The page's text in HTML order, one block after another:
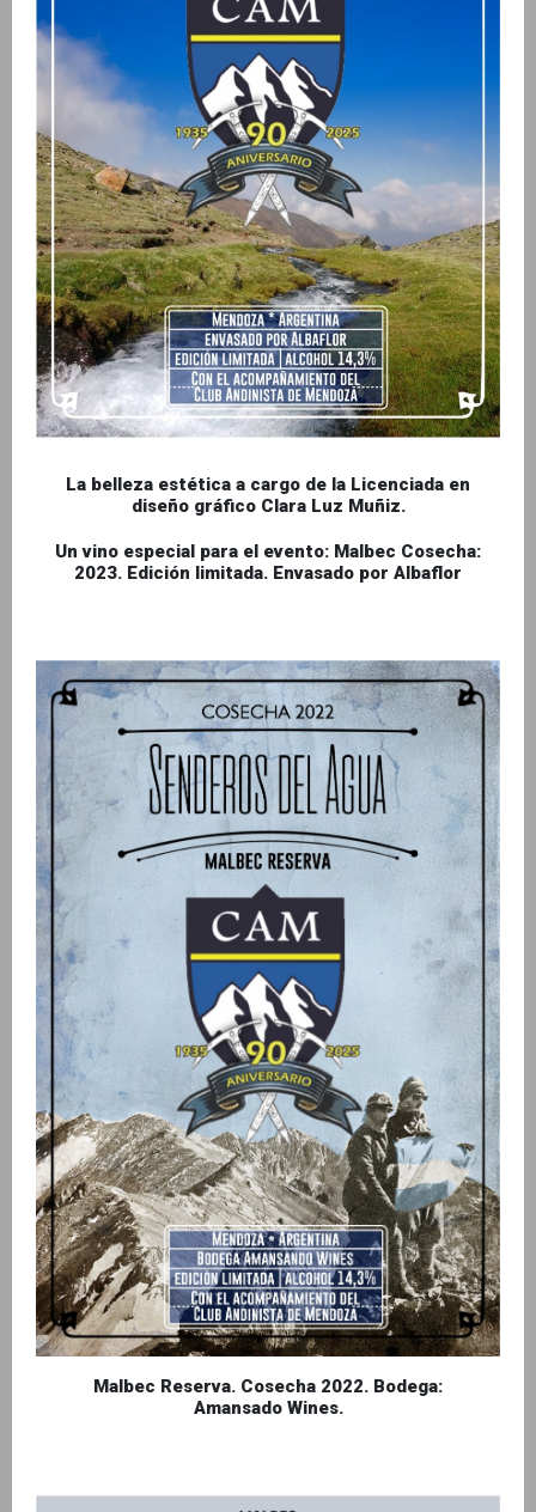
La belleza estética a cargo de la Licenciada en
diseño gráfico Clara Luz Muñiz.
Un vino especial para el evento: Malbec Cosecha:
2023. Edición limitada. Envasado por Albaflor
Malbec Reserva. Cosecha 2022. Bodega:
Amansado Wines.